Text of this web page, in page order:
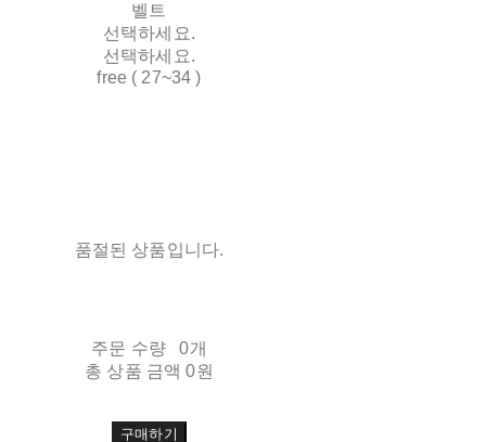
벨트
선택하세요.
선택하세요.
free ( 27~34 )
품절된 상품입니다.
주문 수량
0개
총 상품 금액 0원
구매하기